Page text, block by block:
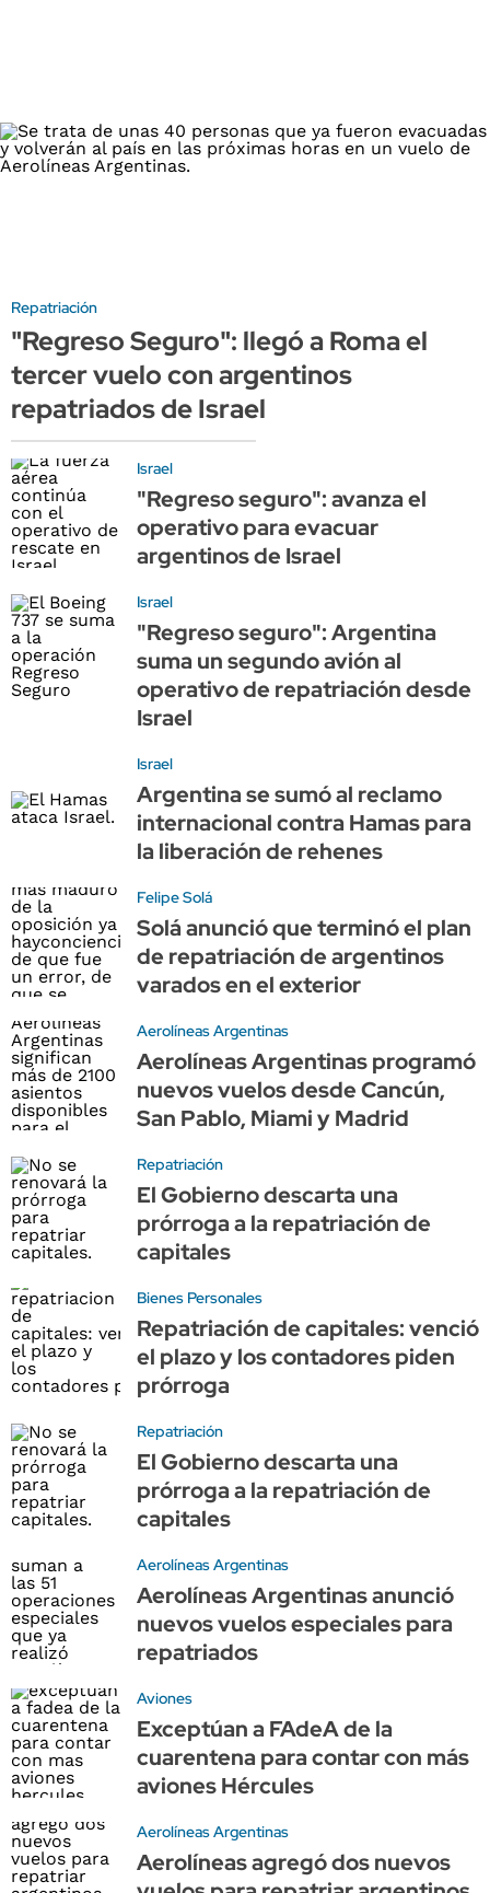
Repatriación
"Regreso Seguro": llegó a Roma el
tercer vuelo con argentinos
repatriados de Israel
Israel
"Regreso seguro": avanza el
operativo para evacuar
argentinos de Israel
Israel
"Regreso seguro": Argentina
suma un segundo avión al
operativo de repatriación desde
Israel
Israel
Argentina se sumó al reclamo
internacional contra Hamas para
la liberación de rehenes
Felipe Solá
Solá anunció que terminó el plan
de repatriación de argentinos
varados en el exterior
Aerolíneas Argentinas
Aerolíneas Argentinas programó
nuevos vuelos desde Cancún,
San Pablo, Miami y Madrid
Repatriación
El Gobierno descarta una
prórroga a la repatriación de
capitales
Bienes Personales
Repatriación de capitales: venció
el plazo y los contadores piden
prórroga
Repatriación
El Gobierno descarta una
prórroga a la repatriación de
capitales
Aerolíneas Argentinas
Aerolíneas Argentinas anunció
nuevos vuelos especiales para
repatriados
Aviones
Exceptúan a FAdeA de la
cuarentena para contar con más
aviones Hércules
Aerolíneas Argentinas
Aerolíneas agregó dos nuevos